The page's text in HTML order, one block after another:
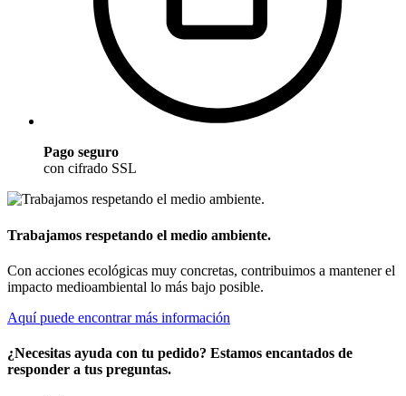
Pago seguro
con cifrado SSL
Trabajamos respetando el medio ambiente.
Con acciones ecológicas muy concretas, contribuimos a mantener el
impacto medioambiental lo más bajo posible.
Aquí puede encontrar más información
¿Necesitas ayuda con tu pedido? Estamos encantados de
responder a tus preguntas.